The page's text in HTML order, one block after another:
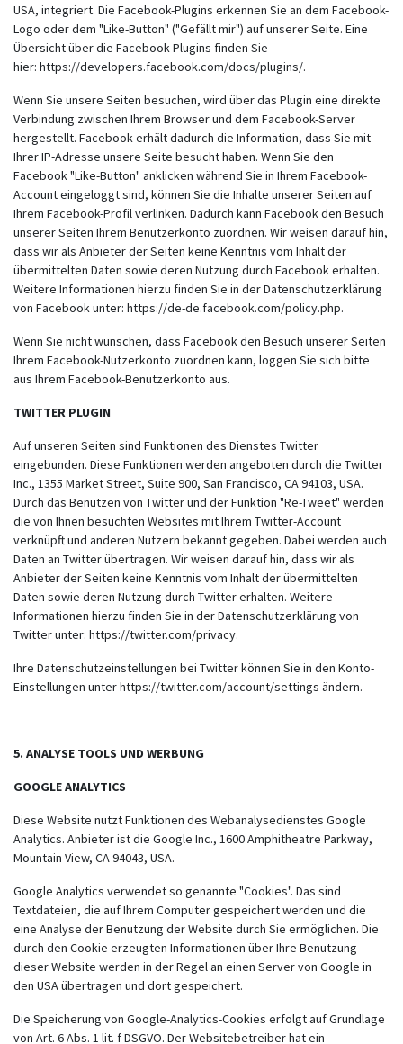
USA, integriert. Die Facebook-Plugins erkennen Sie an dem Facebook-
Logo oder dem "Like-Button" ("Gefällt mir") auf unserer Seite. Eine
Übersicht über die Facebook-Plugins finden Sie
hier: https://developers.facebook.com/docs/plugins/.
Wenn Sie unsere Seiten besuchen, wird über das Plugin eine direkte
Verbindung zwischen Ihrem Browser und dem Facebook-Server
hergestellt. Facebook erhält dadurch die Information, dass Sie mit
Ihrer IP-Adresse unsere Seite besucht haben. Wenn Sie den
Facebook "Like-Button" anklicken während Sie in Ihrem Facebook-
Account eingeloggt sind, können Sie die Inhalte unserer Seiten auf
Ihrem Facebook-Profil verlinken. Dadurch kann Facebook den Besuch
unserer Seiten Ihrem Benutzerkonto zuordnen. Wir weisen darauf hin,
dass wir als Anbieter der Seiten keine Kenntnis vom Inhalt der
übermittelten Daten sowie deren Nutzung durch Facebook erhalten.
Weitere Informationen hierzu finden Sie in der Datenschutzerklärung
von Facebook unter: https://de-de.facebook.com/policy.php.
Wenn Sie nicht wünschen, dass Facebook den Besuch unserer Seiten
Ihrem Facebook-Nutzerkonto zuordnen kann, loggen Sie sich bitte
aus Ihrem Facebook-Benutzerkonto aus.
TWITTER PLUGIN
Auf unseren Seiten sind Funktionen des Dienstes Twitter
eingebunden. Diese Funktionen werden angeboten durch die Twitter
Inc., 1355 Market Street, Suite 900, San Francisco, CA 94103, USA.
Durch das Benutzen von Twitter und der Funktion "Re-Tweet" werden
die von Ihnen besuchten Websites mit Ihrem Twitter-Account
verknüpft und anderen Nutzern bekannt gegeben. Dabei werden auch
Daten an Twitter übertragen. Wir weisen darauf hin, dass wir als
Anbieter der Seiten keine Kenntnis vom Inhalt der übermittelten
Daten sowie deren Nutzung durch Twitter erhalten. Weitere
Informationen hierzu finden Sie in der Datenschutzerklärung von
Twitter unter: https://twitter.com/privacy.
Ihre Datenschutzeinstellungen bei Twitter können Sie in den Konto-
Einstellungen unterhttps://twitter.com/account/settings ändern.
5. ANALYSE TOOLS UND WERBUNG
GOOGLE ANALYTICS
Diese Website nutzt Funktionen des Webanalysedienstes Google
Analytics. Anbieter ist die Google Inc., 1600 Amphitheatre Parkway,
Mountain View, CA 94043, USA.
Google Analytics verwendet so genannte "Cookies". Das sind
Textdateien, die auf Ihrem Computer gespeichert werden und die
eine Analyse der Benutzung der Website durch Sie ermöglichen. Die
durch den Cookie erzeugten Informationen über Ihre Benutzung
dieser Website werden in der Regel an einen Server von Google in
den USA übertragen und dort gespeichert.
Die Speicherung von Google-Analytics-Cookies erfolgt auf Grundlage
von Art. 6 Abs. 1 lit. f DSGVO. Der Websitebetreiber hat ein